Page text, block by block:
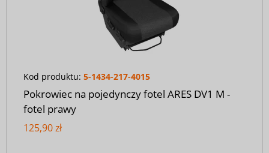
Kod produktu: 5-1434-217-4015
Pokrowiec na pojedynczy fotel ARES DV1 M -
fotel prawy
125,90 zł